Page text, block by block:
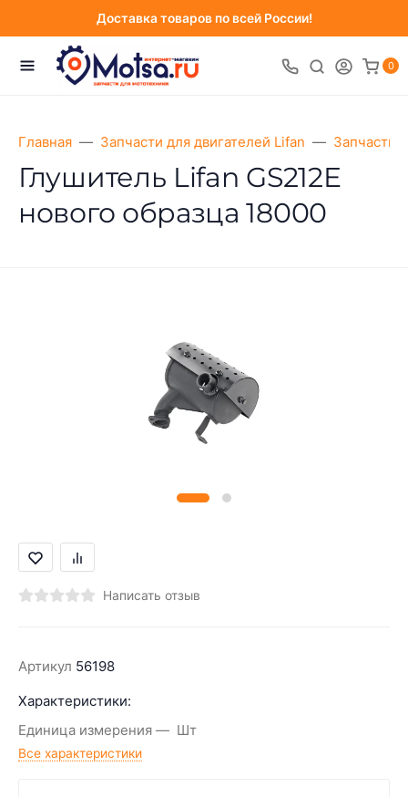
Доставка товаров по всей России!
0
Главная Запчасти для двигателей Lifan Запчасти
Глушитель Lifan GS212E
нового образца 18000
Написать отзыв
Артикул 56198
Характеристики:
Единица измерения
Шт
Все характеристики